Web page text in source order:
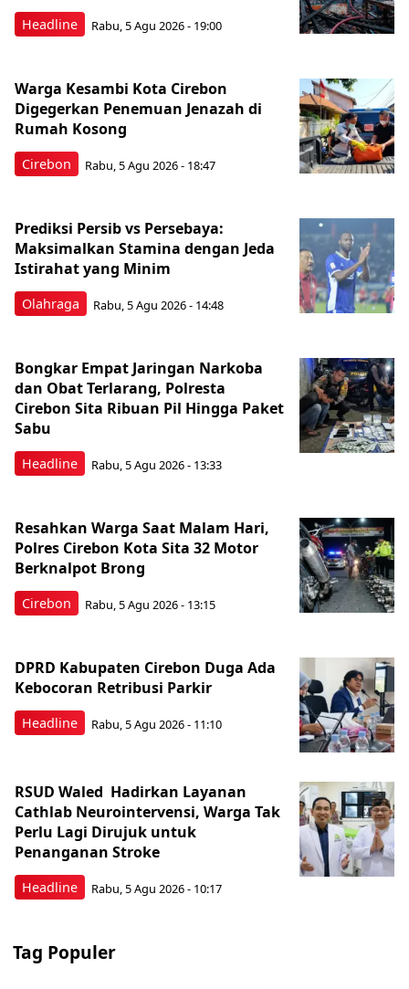
Headline Rabu, 5 Agu 2026 - 19:00
Cirebon
Warga Kesambi Kota Cirebon
Digegerkan Penemuan Jenazah di
Rumah Kosong
Rabu, 5 Agu 2026 - 18:47
Olahraga
Prediksi Persib vs Persebaya:
Maksimalkan Stamina dengan Jeda
Istirahat yang Minim
Rabu, 5 Agu 2026 - 14:48
Headline
Bongkar Empat Jaringan Narkoba
dan Obat Terlarang, Polresta
Cirebon Sita Ribuan Pil Hingga Paket
Sabu
Rabu, 5 Agu 2026 - 13:33
Cirebon
Resahkan Warga Saat Malam Hari,
Polres Cirebon Kota Sita 32 Motor
Berknalpot Brong
Rabu, 5 Agu 2026 - 13:15
Headline
DPRD Kabupaten Cirebon Duga Ada
Kebocoran Retribusi Parkir
Rabu, 5 Agu 2026 - 11:10
Headline
RSUD Waled Hadirkan Layanan
Cathlab Neurointervensi, Warga Tak
Perlu Lagi Dirujuk untuk
Penanganan Stroke
Rabu, 5 Agu 2026 - 10:17
Tag Populer